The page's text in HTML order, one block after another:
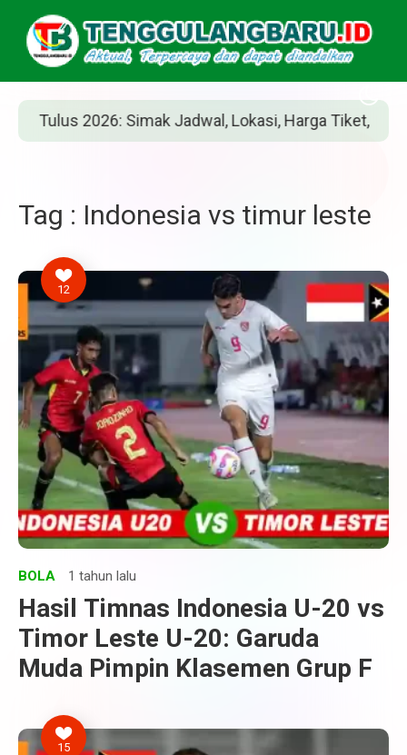
2026: Simak Jadwal, Lokasi, Harga Tiket, dan Cara
Tag : Indonesia vs timur leste
12
BOLA 1 tahun lalu
Hasil Timnas Indonesia U-20 vs
Timor Leste U-20: Garuda
Muda Pimpin Klasemen Grup F
15